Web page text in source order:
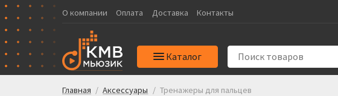
О компании Оплата Доставка Контакты
Каталог
Главная / Аксессуары / Тренажеры для пальцев